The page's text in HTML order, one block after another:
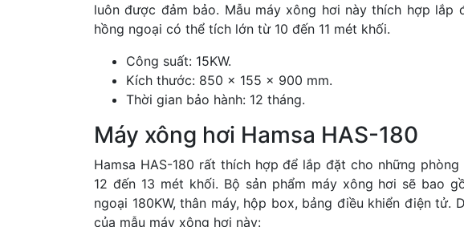
luôn được đảm bảo. Mẫu máy xông hơi này thích hợp lắp
hồng ngoại có thể tích lớn từ 10 đến 11 mét khối.
Công suất: 15KW.
Kích thước: 850 x 155 x 900 mm.
Thời gian bảo hành: 12 tháng.
Máy xông hơi Hamsa HAS-180
Hamsa HAS-180 rất thích hợp để lắp đặt cho những
12 đến 13 mét khối. Bộ sản phẩm máy xông hơi sẽ bao
ngoại 180KW, thân máy, hộp box, bảng điều khiển điện
của mẫu máy xông hơi này: